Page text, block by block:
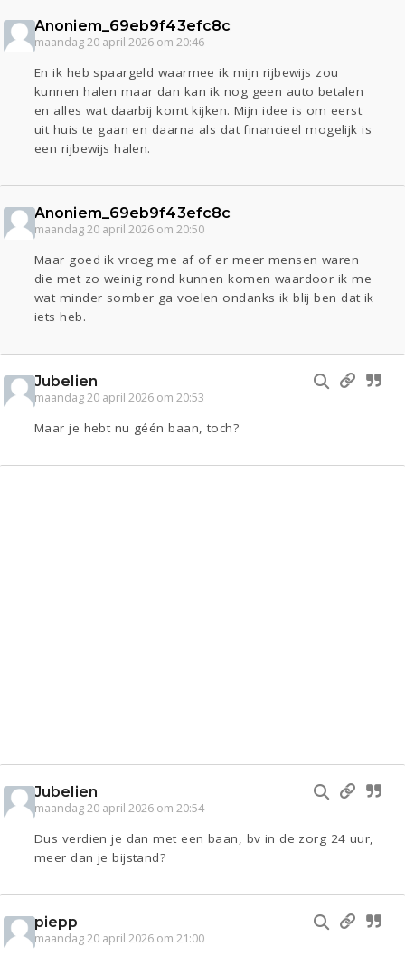
Anoniem_69eb9f43efc8c
maandag 20 april 2026 om 20:46
En ik heb spaargeld waarmee ik mijn rijbewijs zou
kunnen halen maar dan kan ik nog geen auto betalen
en alles wat daarbij komt kijken. Mijn idee is om eerst
uit huis te gaan en daarna als dat financieel mogelijk is
een rijbewijs halen.
Anoniem_69eb9f43efc8c
maandag 20 april 2026 om 20:50
Maar goed ik vroeg me af of er meer mensen waren
die met zo weinig rond kunnen komen waardoor ik me
wat minder somber ga voelen ondanks ik blij ben dat ik
iets heb.
Jubelien
maandag 20 april 2026 om 20:53
Maar je hebt nu géén baan, toch?
Jubelien
maandag 20 april 2026 om 20:54
Dus verdien je dan met een baan, bv in de zorg 24 uur,
meer dan je bijstand?
piepp
maandag 20 april 2026 om 21:00